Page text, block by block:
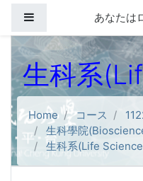
サイドパネルあなたは
生科系
Home コース
生科學院
生科系(Life